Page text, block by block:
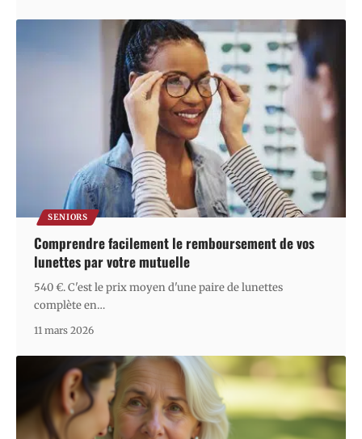
SENIORS
Comprendre facilement le remboursement de vos
lunettes par votre mutuelle
540 €. C'est le prix moyen d'une paire de lunettes
complète en…
11 mars 2026